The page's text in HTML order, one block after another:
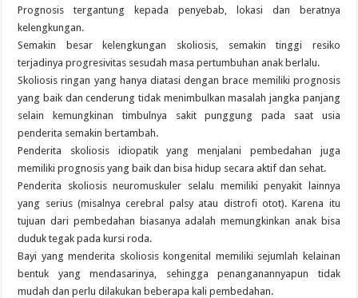
Prognosis tergantung kepada penyebab, lokasi dan beratnya
kelengkungan.
Semakin besar kelengkungan skoliosis, semakin tinggi resiko
terjadinya progresivitas sesudah masa pertumbuhan anak berlalu.
Skoliosis ringan yang hanya diatasi dengan brace memiliki prognosis
yang baik dan cenderung tidak menimbulkan masalah jangka panjang
selain kemungkinan timbulnya sakit punggung pada saat usia
penderita semakin bertambah.
Penderita skoliosis idiopatik yang menjalani pembedahan juga
memiliki prognosis yang baik dan bisa hidup secara aktif dan sehat.
Penderita skoliosis neuromuskuler selalu memiliki penyakit lainnya
yang serius (misalnya cerebral palsy atau distrofi otot). Karena itu
tujuan dari pembedahan biasanya adalah memungkinkan anak bisa
duduk tegak pada kursi roda.
Bayi yang menderita skoliosis kongenital memiliki sejumlah kelainan
bentuk yang mendasarinya, sehingga penanganannyapun tidak
mudah dan perlu dilakukan beberapa kali pembedahan.